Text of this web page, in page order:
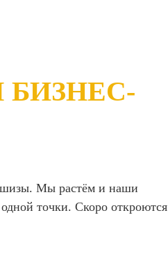
Мы растём и наши
точки. Скоро откроются